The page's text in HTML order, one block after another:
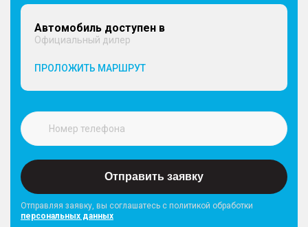
Автомобиль доступен в
Официальный дилер
ПРОЛОЖИТЬ МАРШРУТ
Отправить заявку
Отправляя заявку, вы соглашатесь с политикой обработки
персональных данных